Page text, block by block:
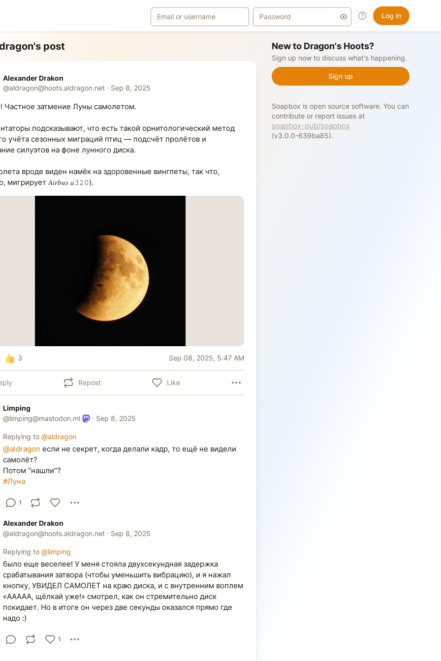
Log in
post
Alexander Drakon
@aldragon@hoots.aldragon.net · Sep 8, 2025
Частное затмение Луны самолетом.
подсказывают, что есть такой орнитологический метод
учёта сезонных миграций птиц — подсчёт пролётов и
силуэтов на фоне лунного диска.
вроде виден намёк на здоровенные винглеты, так что,
мигрирует 𝐴𝑖𝑟𝑏𝑢𝑠 𝑎𝟹𝟸𝟶).
3 Sep 08, 2025, 5:47 AM
Repost Like
Limping
@limping@mastodon.ml · Sep 8, 2025
Replying to @aldragon
@aldragon если не секрет, когда делали кадр, то ещё не видели
самолёт?
Потом "нашли"?
#Луна
1
Alexander Drakon
@aldragon@hoots.aldragon.net · Sep 8, 2025
Replying to @limping
было еще веселее! У меня стояла двухсекундная задержка
срабатывания затвора (чтобы уменьшить вибрацию), и я нажал
кнопку, УВИДЕЛ САМОЛЕТ на краю диска, и с внутренним воплем
«ААААА, щёлкай уже!» смотрел, как он стремительно диск
покидает. Но в итоге он через две секунды оказался прямо где
надо :)
1
New to Dragon's Hoots?
Sign up now to discuss what's happening.
Sign up
Soapbox is open source software. You can
contribute or report issues at
soapbox-pub/soapbox
(v3.0.0-639ba85).